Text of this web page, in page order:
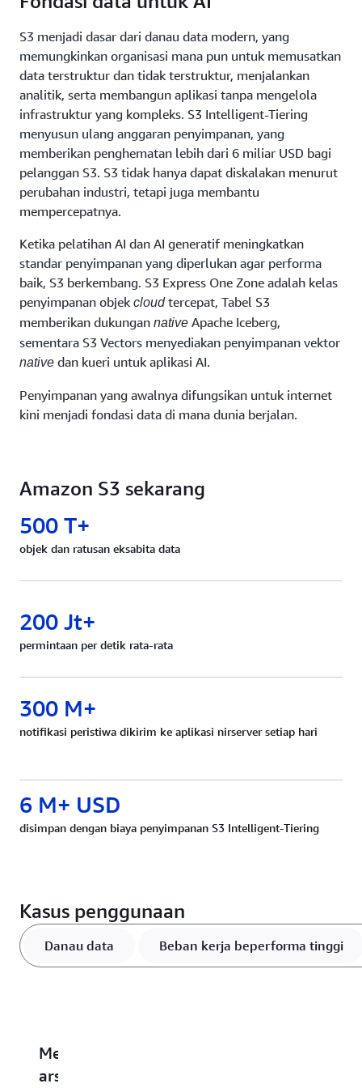
sehingga Anda dapat menyimpan data yang sering,
sangat besar dengan cara yang hemat biaya. S3
menghadirkan ketahanan, fleksibilitas, latensi, dan
throughputuntuk memastikan penyimpanan tidak
pernah membatasi performa.
S3 menjadi dasar dari danau data modern, yang
memungkinkan organisasi mana pun untuk memusatkan
data terstruktur dan tidak terstruktur, menjalankan
analitik, serta membangun aplikasi tanpa mengelola
infrastruktur yang kompleks. S3 Intelligent-Tiering
menyusun ulang anggaran penyimpanan, yang
memberikan penghematan lebih dari 6 miliar USD bagi
pelanggan S3. S3 tidak hanya dapat diskalakan menurut
perubahan industri, tetapi juga membantu
mempercepatnya.
Ketika pelatihan AI dan AI generatif meningkatkan
standar penyimpanan yang diperlukan agar performa
baik, S3 berkembang. S3 Express One Zone adalah kelas
penyimpanan objek cloudtercepat, Tabel S3
memberikan dukungan native Apache Iceberg,
sementara S3 Vectors menyediakan penyimpanan vektor
native dan kueri untuk aplikasi AI.
Penyimpanan yang awalnya difungsikan untuk internet
kini menjadi fondasi data di mana dunia berjalan.
Amazon S3 sekarang
500 T+
objek dan ratusan eksabita data
200 Jt+
permintaan per detik rata-rata
300 M+
notifikasi peristiwa dikirim ke aplikasi nirserver setiap hari
6 M+ USD
disimpan dengan biaya penyimpanan S3 Intelligent-Tiering
Kasus penggunaan
Danau data Beban kerja beperforma tinggi
Membangun
arsitektur